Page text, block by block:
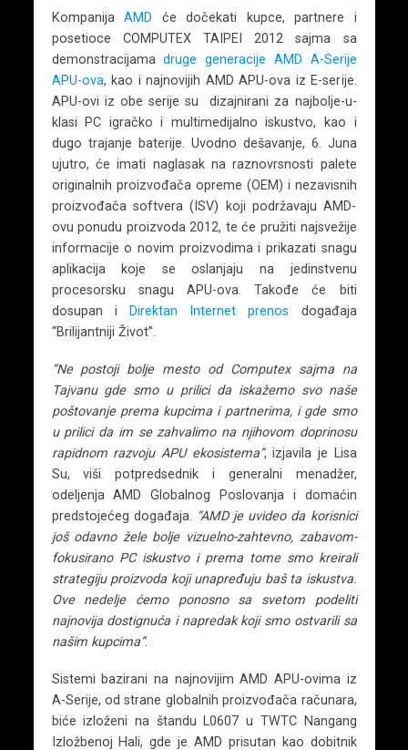
Kompanija AMD će dočekati kupce, partnere i
posetioce COMPUTEX TAIPEI 2012 sajma sa
demonstracijamadruge generacije AMD A-Serije
APU-ova, kao i najnovijih AMD APU-ova iz E-serije.
APU-ovi iz obe serije su dizajnirani za najbolje-u-
klasi PC igračko i multimedijalno iskustvo, kao i
dugo trajanje baterije. Uvodno dešavanje, 6. Juna
ujutro, će imati naglasak na raznovrsnosti palete
originalnih proizvođača opreme (OEM) i nezavisnih
proizvođača softvera (ISV) koji podržavaju AMD-
ovu ponudu proizvoda 2012, te će pružiti najsvežije
informacije o novim proizvodima i prikazati snagu
aplikacija koje se oslanjaju na jedinstvenu
procesorsku snagu APU-ova. Takođe će biti
dosupan i
Direktan Internet prenos događaja
“Brilijantniji Život”.
“Ne postoji bolje mesto od Computex sajma na
Tajvanu gde smo u prilici da iskažemo svo naše
poštovanje prema kupcima i partnerima, i gde smo
u prilici da im se zahvalimo na njihovom doprinosu
rapidnom razvoju APU ekosistema”, izjavila je Lisa
Su, viši potpredsednik i generalni menadžer,
odeljenja AMD Globalnog Poslovanja i domaćin
predstojećeg događaja.
“AMD je uvideo da korisnici
još odavno žele bolje vizuelno-zahtevno, zabavom-
fokusirano PC iskustvo i prema tome smo kreirali
strategiju proizvoda koji unapređuju baš ta iskustva.
Ove nedelje ćemo ponosno sa svetom podeliti
najnovija dostignuća i napredak koji smo ostvarili sa
našim kupcima”.
Sistemi bazirani na najnovijim AMD APU-ovima iz
A-Serije, od strane globalnih proizvođača računara,
biće izloženi na štandu L0607 u TWTC Nangang
Izložbenoj Hali, gde je AMD prisutan kao dobitnik